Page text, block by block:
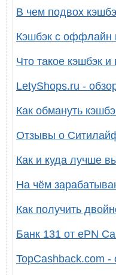
В чем подвох
Кэшбэк с оффлайн
Что такое кэшбэк и
LetyShops.ru -
Как обмануть
Отзывы о
Как и куда лучше
На чём
Как получить
Банк 131 от ePN
TopCashback.com -